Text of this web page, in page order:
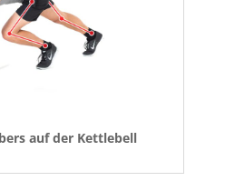
auf der Kettlebell